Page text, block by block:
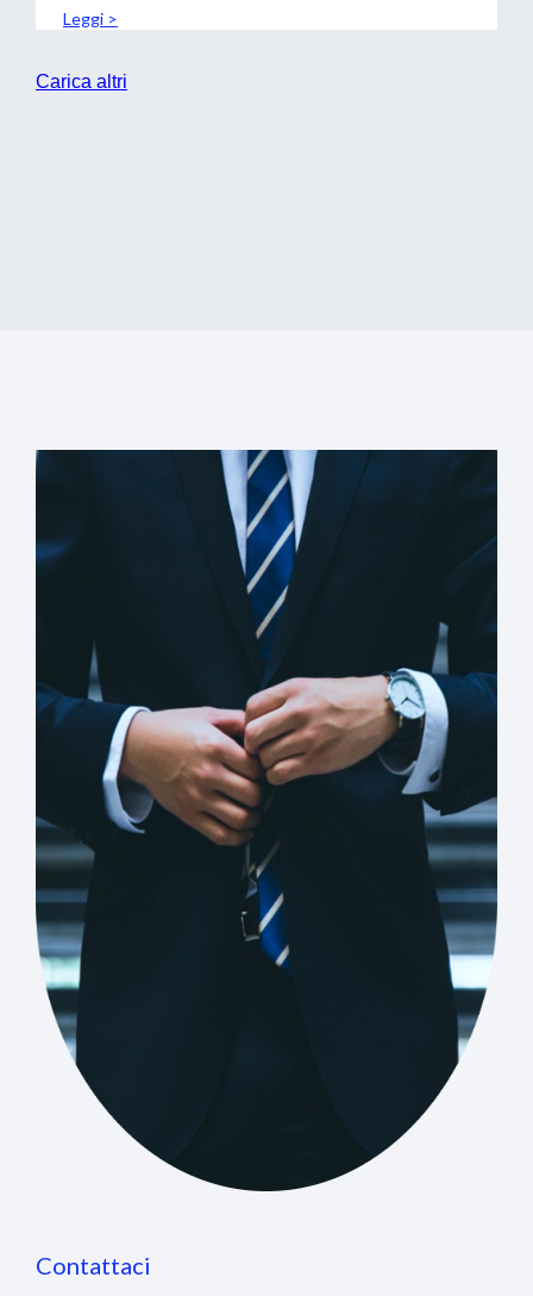
Leggi >
Carica altri
Contattaci